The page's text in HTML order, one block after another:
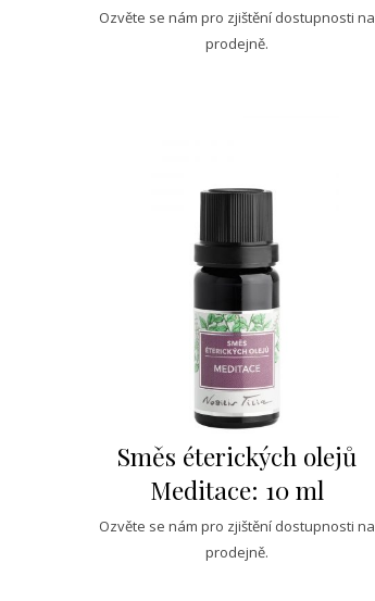
Ozvěte se nám pro zjištění dostupnosti na
prodejně.
Směs éterických olejů
Meditace: 10 ml
Ozvěte se nám pro zjištění dostupnosti na
prodejně.